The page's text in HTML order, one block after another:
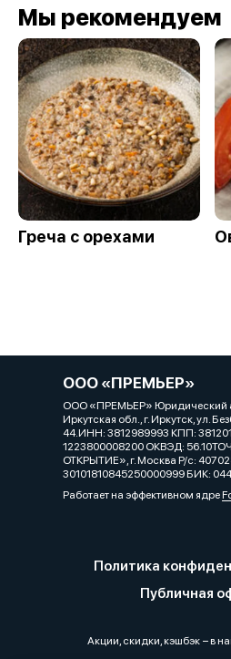
Мы рекомендуем
Греча с орехами
ООО «ПРЕМЬЕР»
ООО «ПРЕМЬЕР» Юридический
Иркутская обл., г. Иркутск, ул.
44.ИНН: 3812989993 КПП:
1223800008200 ОКВЭД:
ОТКРЫТИЕ», г. Москва Р/с:
30101810845250000999 БИК:
Работает на эффективном ядре
Политика
Публичная
Акции, скидки, кэшбэк − в